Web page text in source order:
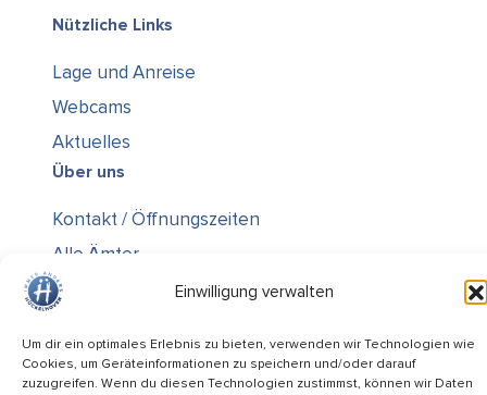
Einwilligung verwalten
Um dir ein optimales Erlebnis zu bieten, verwenden wir Technologien wie
Cookies, um Geräteinformationen zu speichern und/oder darauf
zuzugreifen. Wenn du diesen Technologien zustimmst, können wir Daten
Nützliche Links
Lage und Anreise
Webcams
Aktuelles
Über uns
Kontakt / Öffnungszeiten
Alle Ämter
Stellenausschreibungen
Impressum